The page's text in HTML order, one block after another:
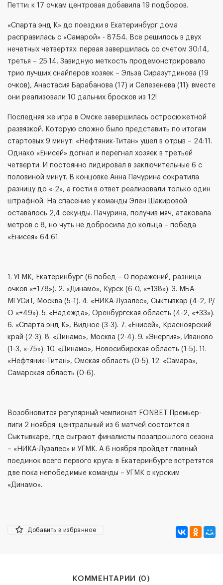
Петти: к 17 очкам центровая добавила 19 подборов.
«Спарта энд К» до поездки в Екатеринбург дома
расправилась с «Самарой» - 87:54. Все решилось в двух
нечетных четвертях: первая завершилась со счетом 30:14,
третья – 25:14. Завидную меткость продемонстрировало
трио лучших снайперов хозяек – Эльза Сиразутдинова (19
очков), Анастасия Барабанова (17) и Селезенева (11): вместе
они реализовали 10 дальних бросков из 12!
Последняя же игра в Омске завершилась остросюжетной
развязкой. Которую сложно было представить по итогам
стартовых 9 минут: «Нефтяник-Титан» ушел в отрыв – 24:11.
Однако «Енисей» догнал и перегнал хозяек в третьей
четверти. И постоянно лидировал в заключительные 6 с
половиной минут. В концовке Анна Пачурина сократила
разницу до «-2», а гости в ответ реализовали только один
штрафной. На спасение у команды Элен Шакировой
оставалось 2,4 секунды. Пачурина, получив мяч, атаковала
метров с 8, но чуть не добросила до кольца – победа
«Енисея» 64:61.
1. УГМК, Екатеринбург (6 побед – 0 поражений, разница
очков «+178»). 2. «Динамо», Курск (6-0, «+138»). 3. МБА-
МГУСиТ, Москва (5-1). 4. «НИКА-Лузалес», Сыктывкар (4-2, Р/
О «+49»). 5. «Надежда», Оренбургская область (4-2, «+33»).
6. «Спарта энд К», Видное (3-3). 7. «Енисей», Красноярский
край (2-3). 8. «Динамо», Москва (2-4). 9. «Энергия», Иваново
(1-3, «-75»). 10. «Динамо», Новосибирская область (1-5). 11.
«Нефтяник-Титан», Омская область (0-5). 12. «Самара»,
Самарская область (0-6).
Возобновится регулярный чемпионат FONBET Премьер-
лиги 2 ноября: центральный из 6 матчей состоится в
Сыктывкаре, где сыграют финалисты позапрошлого сезона
– «НИКА-Лузалес» и УГМК. А 6 ноября пройдет главный
поединок всего первого круга: в Екатеринбурге встретятся
две пока непобедимые команды – УГМК с курским
«Динамо».
Добавить в избранное
КОММЕНТАРИИ (0 )